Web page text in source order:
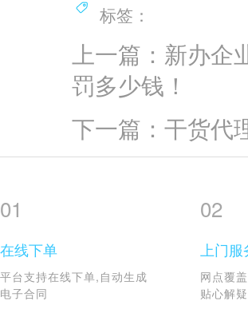
标签：
上一篇：新办
罚多少钱！
下一篇：干货代
01
在线下单
平台支持在线下单,自动生成
电子合同
02
上门服
网点覆
贴心解疑